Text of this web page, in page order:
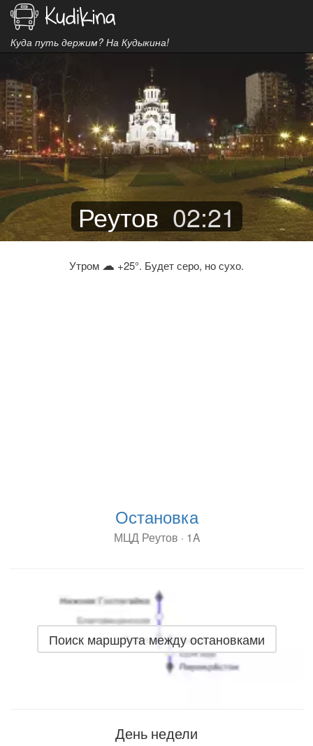
Куда путь держим? На Кудыкина!
Реутов 02:21
Утром ☁ +25°. Будет серо, но сухо.
Остановка
МЦД Реутов · 1A
Поиск маршрута между остановками
День недели